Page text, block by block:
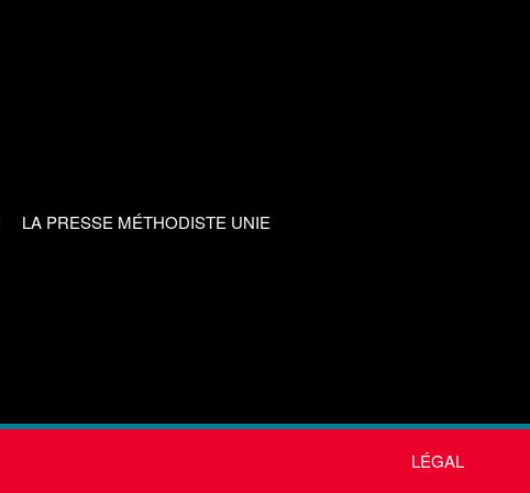
LA PRESSE MÉTHODISTE UNIE
LÉGAL